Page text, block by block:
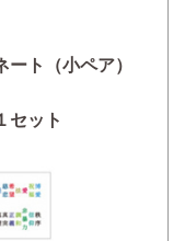
ト（小ペア）
セット